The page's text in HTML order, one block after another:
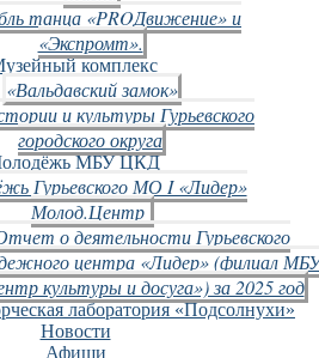
танца «PROДвижение» и
«Экспромт».
комплекс
«Вальдавский замок»
и культуры Гурьевского
городского округа
МБУ ЦКД
Гурьевского МО I «Лидер»
Молод.Центр
о деятельности Гурьевского
центра «Лидер» (филиал
культуры и досуга») за 2025 год
лаборатория «Подсолнухи»
Новости
Афиши